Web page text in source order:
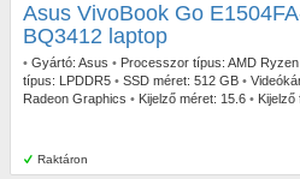
Raktáron
Asus VivoBook Go
BQ3412 laptop
• Gyártó: Asus • Processzor típus: AMD
típus: LPDDR5 • SSD méret: 512 GB •
Radeon Graphics • Kijelző méret: 15.6 • Kijelző
Tömeg: